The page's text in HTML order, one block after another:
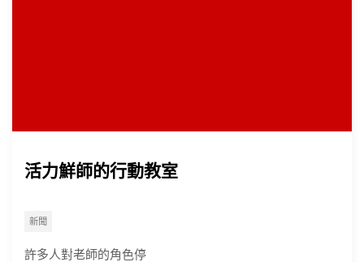
活力鮮師的行動教室
新聞
許多人對老師的角色停